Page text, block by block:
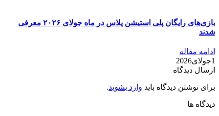
بازی‌های رایگان پلی استیشن پلاس در ماه جولای ۲۰۲۶ معرفی
شدند
ادامه مقاله
1جولای2026
ارسال دیدگاه
برای نوشتن دیدگاه باید وارد بشوید.
دیدگاه ها